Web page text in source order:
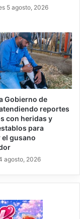
5 agosto, 2026
Gobierno de
reportes
con heridas y
para
gusano
agosto, 2026